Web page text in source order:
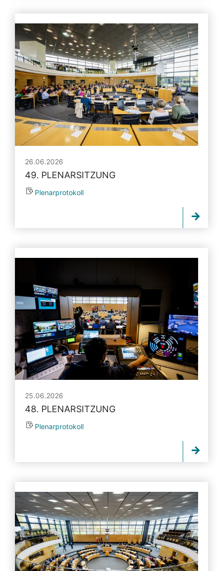
26.06.2026
49. PLENARSITZUNG
Plenarprotokoll
25.06.2026
48. PLENARSITZUNG
Plenarprotokoll